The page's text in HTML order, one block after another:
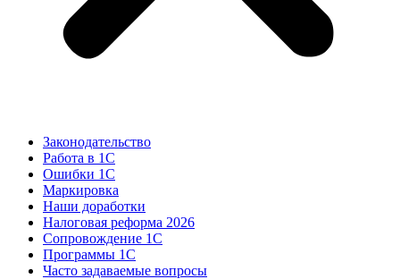
Законодательство
Работа в 1С
Ошибки 1С
Маркировка
Наши доработки
Налоговая реформа 2026
Сопровождение 1С
Программы 1С
Часто задаваемые вопросы